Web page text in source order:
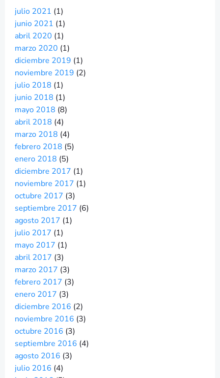
julio 2021 (1)
junio 2021 (1)
abril 2020 (1)
marzo 2020 (1)
diciembre 2019 (1)
noviembre 2019 (2)
julio 2018 (1)
junio 2018 (1)
mayo 2018 (8)
abril 2018 (4)
marzo 2018 (4)
febrero 2018 (5)
enero 2018 (5)
diciembre 2017 (1)
noviembre 2017 (1)
octubre 2017 (3)
septiembre 2017 (6)
agosto 2017 (1)
julio 2017 (1)
mayo 2017 (1)
abril 2017 (3)
marzo 2017 (3)
febrero 2017 (3)
enero 2017 (3)
diciembre 2016 (2)
noviembre 2016 (3)
octubre 2016 (3)
septiembre 2016 (4)
agosto 2016 (3)
julio 2016 (4)